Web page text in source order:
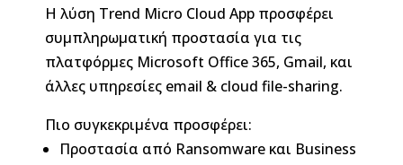
Η λύση Trend Micro Cloud App προσφέρει
συμπληρωματική προστασία για τις
πλατφόρμες Microsoft Office 365, Gmail, και
άλλες υπηρεσίες email & cloud file-sharing.
Πιο συγκεκριμένα προσφέρει:
Προστασία από Ransomware και Business